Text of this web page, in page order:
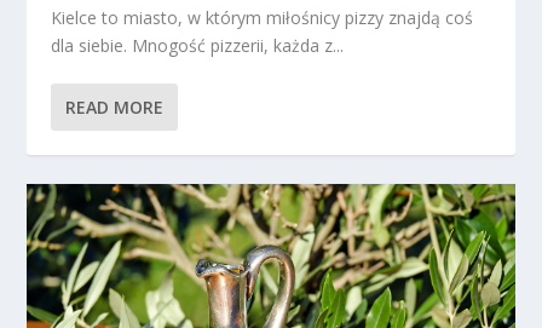
Kielce to miasto, w którym miłośnicy pizzy znajdą coś
dla siebie. Mnogość pizzerii, każda z...
READ MORE